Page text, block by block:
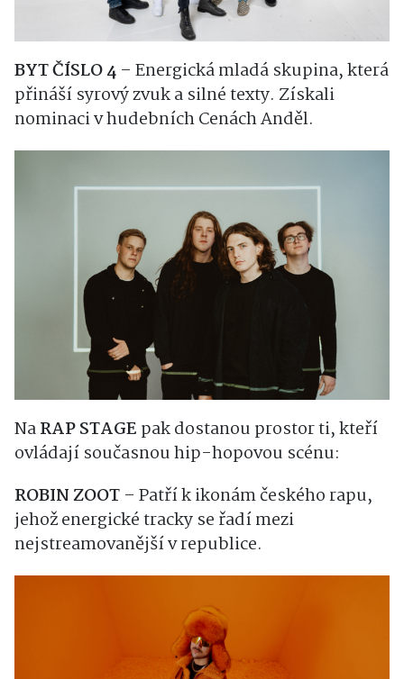
BYT ČÍSLO 4 – Energická mladá skupina, která
přináší syrový zvuk a silné texty. Získali
nominaci v hudebních Cenách Anděl.
NaRAP STAGE pak dostanou prostor ti, kteří
ovládají současnou hip-hopovou scénu:
ROBIN ZOOT – Patří k ikonám českého rapu,
jehož energické tracky se řadí mezi
nejstreamovanější v republice.